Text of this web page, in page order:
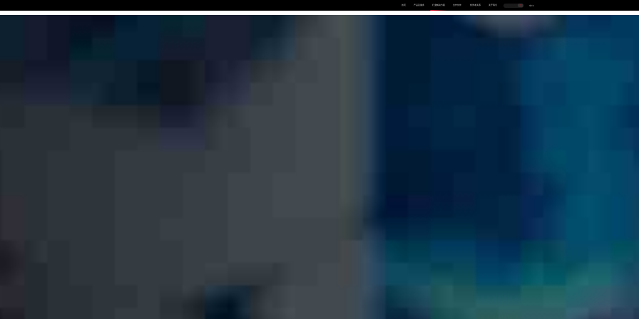
首页 产品及服务 行业解决方案 合作伙伴 投资者关系 关于我们 中EN